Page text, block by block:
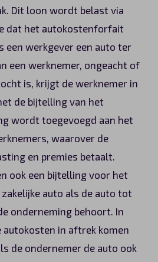
Dit loon wordt belast via
dat het autokostenforfait
een werkgever een auto ter
een werknemer, ongeacht of
is, krijgt de werknemer in
de bijtelling van het
wordt toegevoegd aan het
waarover de
en premies betaalt.
ook een bijtelling voor het
auto als de auto tot
onderneming behoort. In
autokosten in aftrek komen
de ondernemer de auto ook